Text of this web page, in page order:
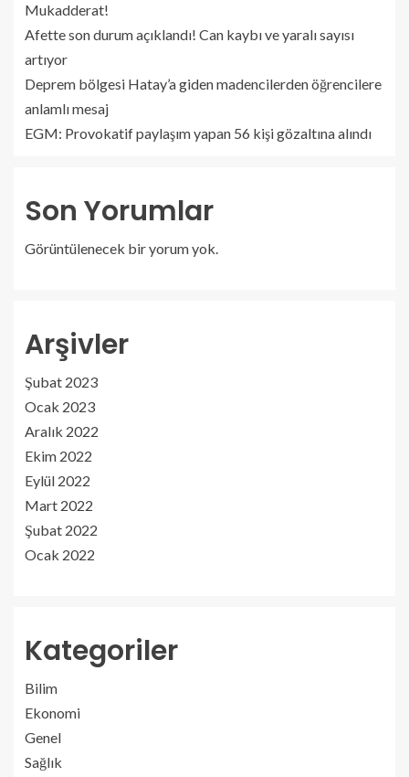
Mukadderat!
Afette son durum açıklandı! Can kaybı ve yaralı sayısı
artıyor
Deprem bölgesi Hatay’a giden madencilerden öğrencilere
anlamlı mesaj
EGM: Provokatif paylaşım yapan 56 kişi gözaltına alındı
Son Yorumlar
Görüntülenecek bir yorum yok.
Arşivler
Şubat 2023
Ocak 2023
Aralık 2022
Ekim 2022
Eylül 2022
Mart 2022
Şubat 2022
Ocak 2022
Kategoriler
Bilim
Ekonomi
Genel
Sağlık